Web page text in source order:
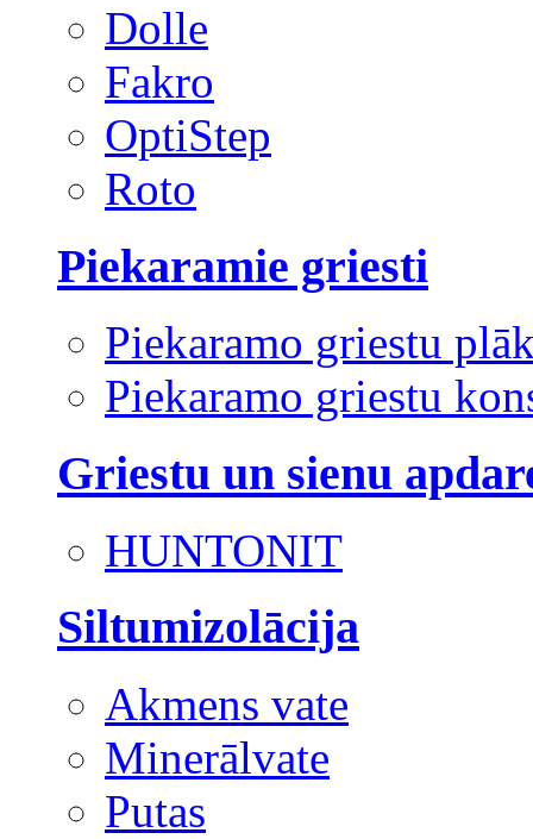
Dolle
Fakro
OptiStep
Roto
Piekaramie griesti
Piekaramo griestu
Piekaramo griestu
Griestu un sienu
HUNTONIT
Siltumizolācija
Akmens vate
Minerālvate
Putas